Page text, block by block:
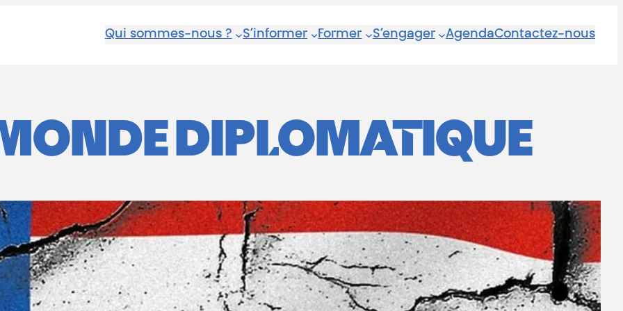
Qui sommes-nous ? S’informer Former S’engager AgendaContactez-nous
DIPLOMATIQUE